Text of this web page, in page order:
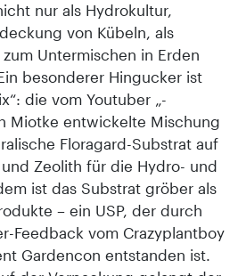
nur als Hydrokultur,
von Kübeln, als
Untermischen in Erden
besonderer Hingucker ist
die vom Youtuber „­
Miotke entwickelte Mischung
Floragard-Substrat auf
und Zeolith für die Hydro- und
ist das Substrat gröber als
– ein USP, der durch
Feedback vom Crazyplantboy
Gardencon entstanden ist.